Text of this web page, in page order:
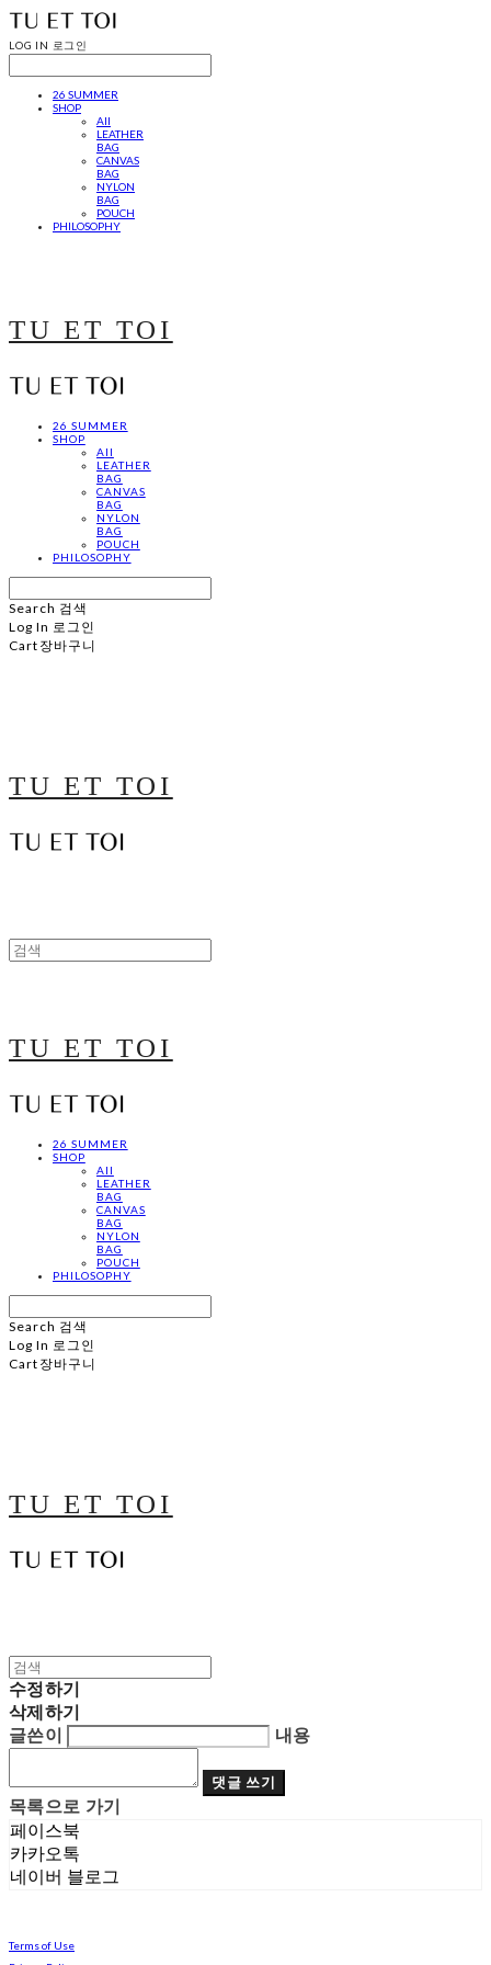
LOG IN 로그인
26 SUMMER
SHOP
All
LEATHER
BAG
CANVAS
BAG
NYLON
BAG
POUCH
PHILOSOPHY
TU ET TOI
26 SUMMER
SHOP
All
LEATHER
BAG
CANVAS
BAG
NYLON
BAG
POUCH
PHILOSOPHY
Search 검색
Log In 로그인
Cart 장바구니
TU ET TOI
TU ET TOI
26 SUMMER
SHOP
All
LEATHER
BAG
CANVAS
BAG
NYLON
BAG
POUCH
PHILOSOPHY
Search 검색
Log In 로그인
Cart 장바구니
TU ET TOI
수정하기
삭제하기
글쓴이
내용
댓글 쓰기
목록으로 가기
페이스북
카카오톡
네이버 블로그
Terms of Use